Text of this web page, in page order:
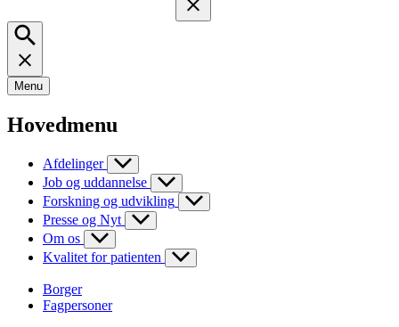
Menu
Hovedmenu
Afdelinger
Job og uddannelse
Forskning og udvikling
Presse og Nyt
Om os
Kvalitet for patienten
Borger
Fagpersoner